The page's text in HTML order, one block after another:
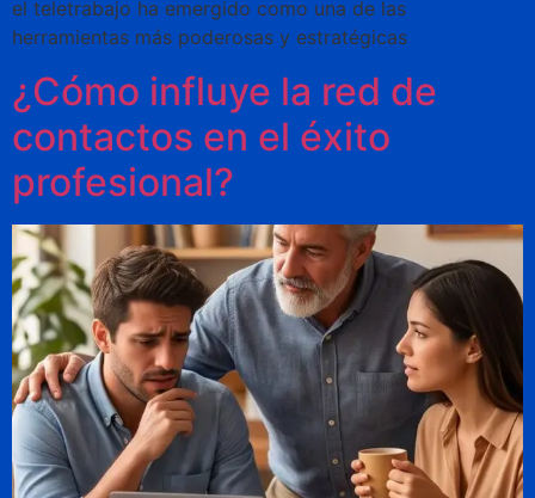
el teletrabajo ha emergido como una de las
herramientas más poderosas y estratégicas
¿Cómo influye la red de
contactos en el éxito
profesional?